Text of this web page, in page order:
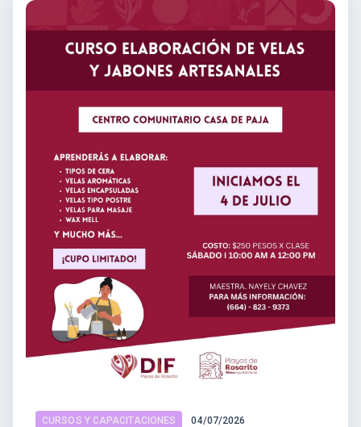
CURSOS Y CAPACITACIONES 04/07/2026